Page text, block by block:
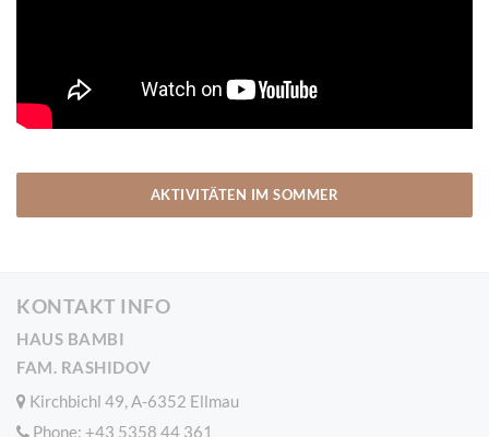
AKTIVITÄTEN IM SOMMER
KONTAKT INFO
HAUS BAMBI
FAM. RASHIDOV
Kirchbichl 49, A-6352 Ellmau
Phone: +43 5358 44 361